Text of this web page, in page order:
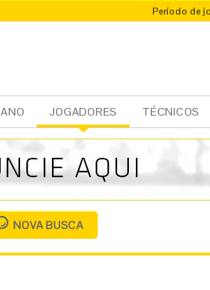
Período de
ANO JOGADORES TÉCNICOS
cia
l
NOVA BUSCA